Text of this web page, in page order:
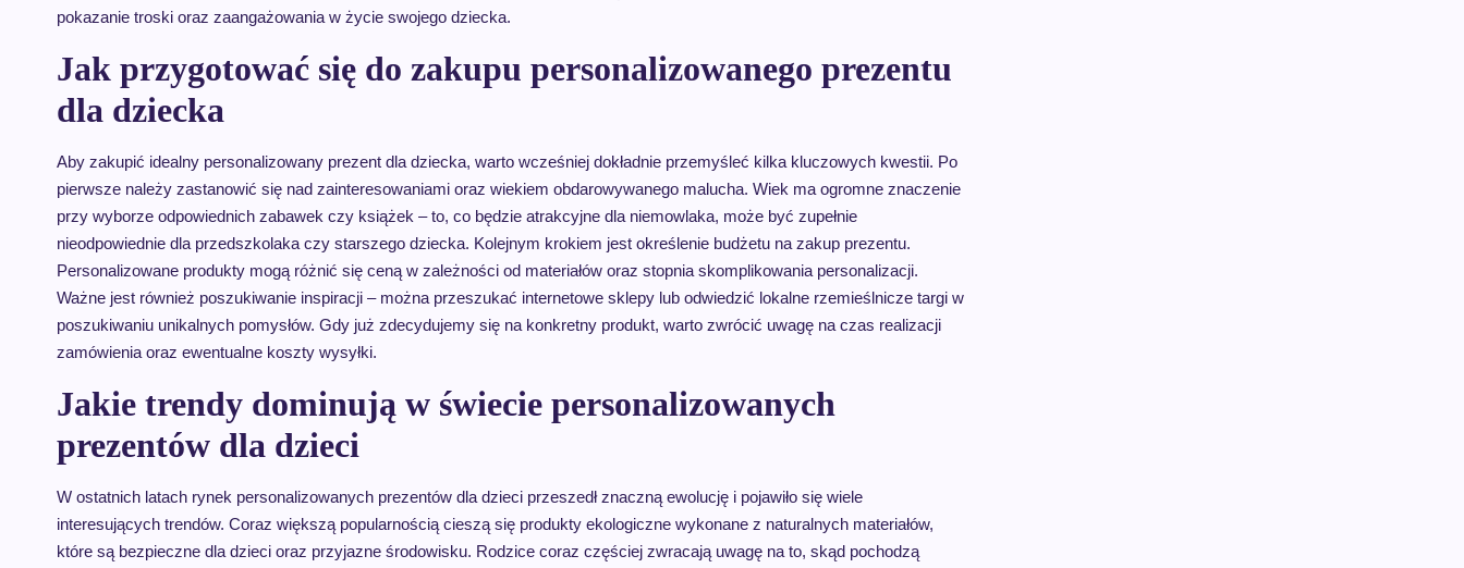
pokazanie troski oraz zaangażowania w życie swojego dziecka.
Jak przygotować się do zakupu personalizowanego prezentu
dla dziecka
Aby zakupić idealny personalizowany prezent dla dziecka, warto wcześniej dokładnie przemyśleć kilka kluczowych kwestii. Po
pierwsze należy zastanowić się nad zainteresowaniami oraz wiekiem obdarowywanego malucha. Wiek ma ogromne znaczenie
przy wyborze odpowiednich zabawek czy książek – to, co będzie atrakcyjne dla niemowlaka, może być zupełnie
nieodpowiednie dla przedszkolaka czy starszego dziecka. Kolejnym krokiem jest określenie budżetu na zakup prezentu.
Personalizowane produkty mogą różnić się ceną w zależności od materiałów oraz stopnia skomplikowania personalizacji.
Ważne jest również poszukiwanie inspiracji – można przeszukać internetowe sklepy lub odwiedzić lokalne rzemieślnicze targi w
poszukiwaniu unikalnych pomysłów. Gdy już zdecydujemy się na konkretny produkt, warto zwrócić uwagę na czas realizacji
zamówienia oraz ewentualne koszty wysyłki.
Jakie trendy dominują w świecie personalizowanych
prezentów dla dzieci
W ostatnich latach rynek personalizowanych prezentów dla dzieci przeszedł znaczną ewolucję i pojawiło się wiele
interesujących trendów. Coraz większą popularnością cieszą się produkty ekologiczne wykonane z naturalnych materiałów,
które są bezpieczne dla dzieci oraz przyjazne środowisku. Rodzice coraz częściej zwracają uwagę na to, skąd pochodzą